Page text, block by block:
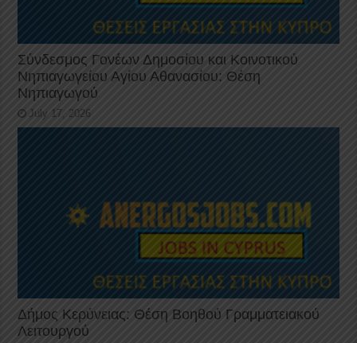
Σύνδεσμος Γονέων Δημοσίου και Κοινοτικού
Νηπιαγωγείου Αγίου Αθανασίου: Θέση
Νηπιαγωγού
July 17, 2026
Δήμος Κερύνειας: Θέση Βοηθού Γραμματειακού
Λειτουργού